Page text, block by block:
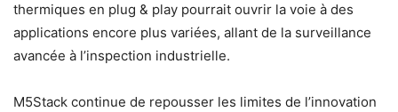
thermiques en plug & play pourrait ouvrir la voie à des
applications encore plus variées, allant de la surveillance
avancée à l’inspection industrielle.
M5Stack continue de repousser les limites de l’innovation